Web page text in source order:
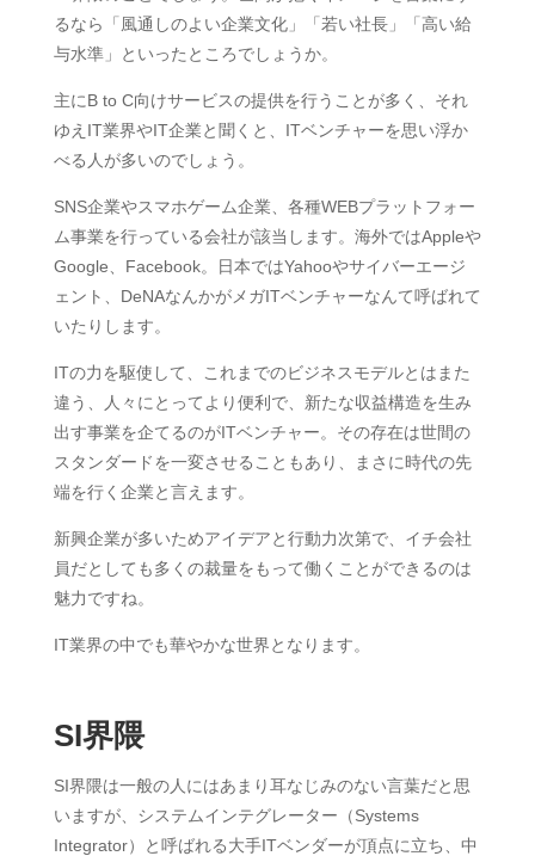
るなら「風通しのよい企業文化」「若い社長」「高い給
与水準」といったところでしょうか。
主にB to C向けサービスの提供を行うことが多く、それ
ゆえIT業界やIT企業と聞くと、ITベンチャーを思い浮か
べる人が多いのでしょう。
SNS企業やスマホゲーム企業、各種WEBプラットフォー
ム事業を行っている会社が該当します。海外ではAppleや
Google、Facebook。日本ではYahooやサイバーエージ
ェント、DeNAなんかがメガITベンチャーなんて呼ばれて
いたりします。
ITの力を駆使して、これまでのビジネスモデルとはまた
違う、人々にとってより便利で、新たな収益構造を生み
出す事業を企てるのがITベンチャー。その存在は世間の
スタンダードを一変させることもあり、まさに時代の先
端を行く企業と言えます。
新興企業が多いためアイデアと行動力次第で、イチ会社
員だとしても多くの裁量をもって働くことができるのは
魅力ですね。
IT業界の中でも華やかな世界となります。
SI界隈
SI界隈は一般の人にはあまり耳なじみのない言葉だと思
いますが、システムインテグレーター（Systems
Integrator）と呼ばれる大手ITベンダーが頂点に立ち、中